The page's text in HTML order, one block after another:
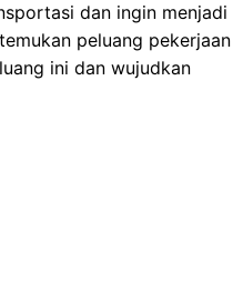
dan ingin menjadi
peluang pekerjaan
ini dan wujudkan